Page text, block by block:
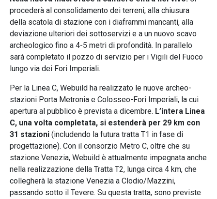
procederà al consolidamento dei terreni, alla chiusura
della scatola di stazione con i diaframmi mancanti, alla
deviazione ulteriori dei sottoservizi e a un nuovo scavo
archeologico fino a 4-5 metri di profondità. In parallelo
sarà completato il pozzo di servizio per i Vigili del Fuoco
lungo via dei Fori Imperiali.
Per la Linea C, Webuild ha realizzato le nuove archeo-
stazioni Porta Metronia e Colosseo-Fori Imperiali, la cui
apertura al pubblico è prevista a dicembre. L’intera Linea
C, una volta completata, si estenderà per 29 km con
31 stazioni (includendo la futura tratta T1 in fase di
progettazione). Con il consorzio Metro C, oltre che su
stazione Venezia, Webuild è attualmente impegnata anche
nella realizzazione della Tratta T2, lunga circa 4 km, che
collegherà la stazione Venezia a Clodio/Mazzini,
passando sotto il Tevere. Su questa tratta, sono previste